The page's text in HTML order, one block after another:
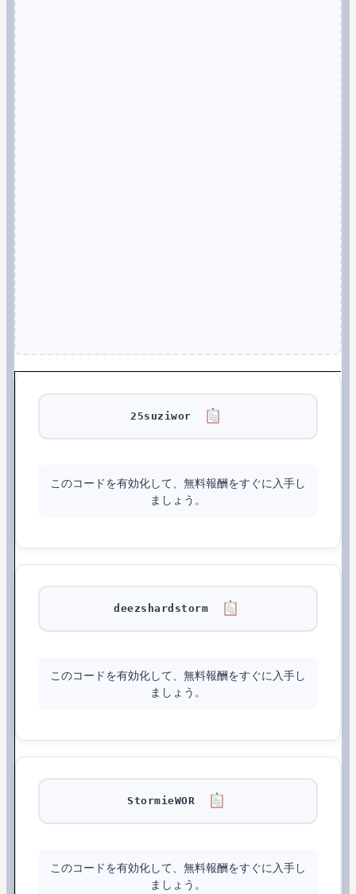
25suziwor
このコードを有効化して、無料報酬をすぐに入手し
ましょう。
deezshardstorm
このコードを有効化して、無料報酬をすぐに入手し
ましょう。
StormieWOR
このコードを有効化して、無料報酬をすぐに入手し
ましょう。